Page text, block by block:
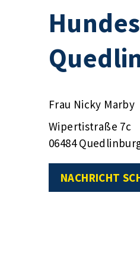
Frau Nicky Marby
Wipertistraße 7c
06484
NACHRICHT